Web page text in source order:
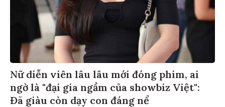
Nữ diễn viên lâu lâu mới đóng phim, ai
ngờ là "đại gia ngầm của showbiz Việt":
Đã giàu còn dạy con đáng nể